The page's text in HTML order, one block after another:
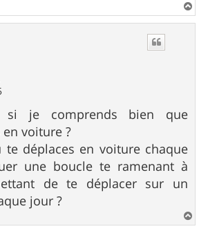
a
si je comprends bien que
voiture ?
déplaces en voiture chaque
une boucle te ramenant à
de te déplacer sur un
jour ?
a